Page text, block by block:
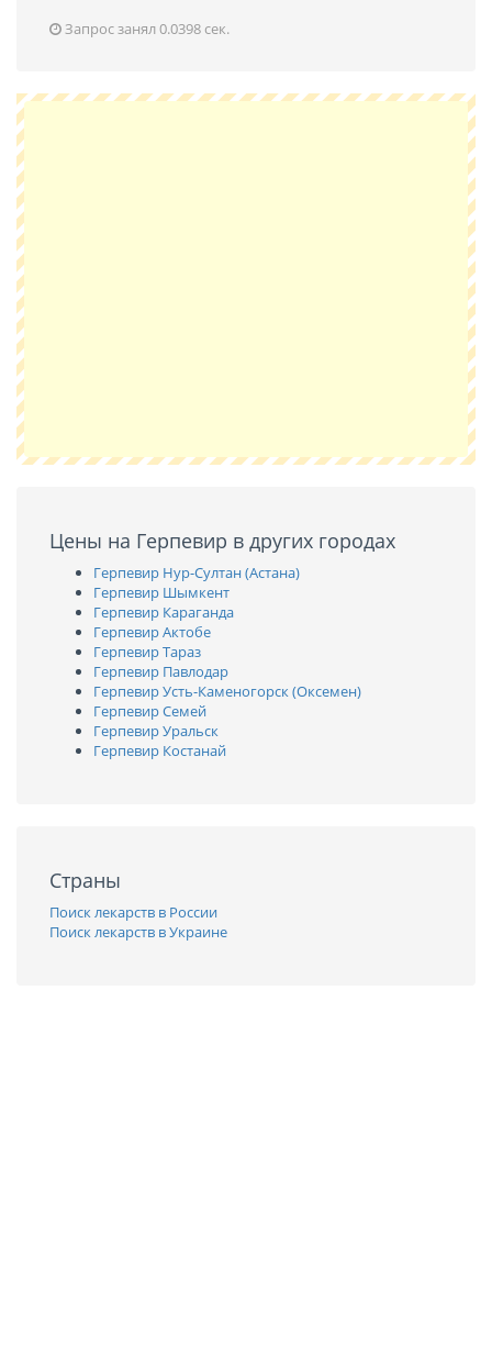
Запрос занял 0.0398 сек.
Цены на Герпевир в других городах
Герпевир Нур-Султан (Астана)
Герпевир Шымкент
Герпевир Караганда
Герпевир Актобе
Герпевир Тараз
Герпевир Павлодар
Герпевир Усть-Каменогорск (Оксемен)
Герпевир Семей
Герпевир Уральск
Герпевир Костанай
Страны
Поиск лекарств в России
Поиск лекарств в Украине